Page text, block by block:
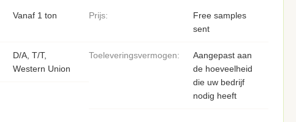
Vanaf 1 ton Prijs:
Free samples
sent
D/A, T/T,
Western Union
Toeleveringsvermogen:
Aangepast aan
de hoeveelheid
die uw bedrijf
nodig heeft